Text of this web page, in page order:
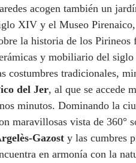
acogen también un
XIV y el Museo
la historia de los Pirineos
y mobiliario del
costumbres tradicionales,
del Jer, al que se accede
minutos. Dominando la
maravillosas vista de 360°
Gazost y las cumbres
en armonía con la